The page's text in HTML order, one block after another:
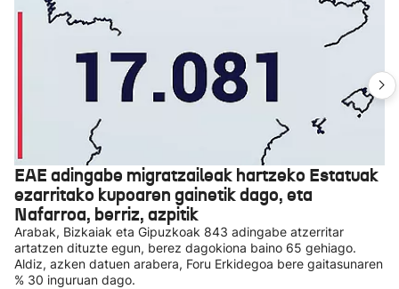
EAE adingabe migratzaileak hartzeko Estatuak
ezarritako kupoaren gainetik dago, eta
Nafarroa, berriz, azpitik
Arabak, Bizkaiak eta Gipuzkoak 843 adingabe atzerritar
artatzen dituzte egun, berez dagokiona baino 65 gehiago.
Aldiz, azken datuen arabera, Foru Erkidegoa bere gaitasunaren
% 30 inguruan dago.